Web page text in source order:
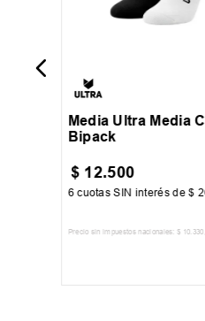
Media Ultra Media
Bipack
$ 12.500
6 cuotas SIN interés de$
Precio sin impuestos nacionales: $ 10.330